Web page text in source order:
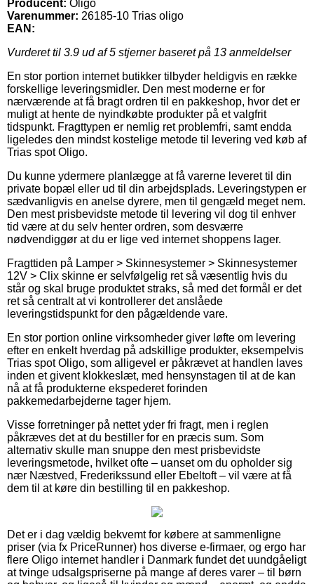
Producent: Oligo
Varenummer: 26185-10 Trias oligo
EAN:
Vurderet til 3.9 ud af 5 stjerner baseret på 13 anmeldelser
En stor portion internet butikker tilbyder heldigvis en række
forskellige leveringsmidler. Den mest moderne er for
nærværende at få bragt ordren til en pakkeshop, hvor det er
muligt at hente de nyindkøbte produkter på et valgfrit
tidspunkt. Fragttypen er nemlig ret problemfri, samt endda
ligeledes den mindst kostelige metode til levering ved køb af
Trias spot Oligo.
Du kunne ydermere planlægge at få varerne leveret til din
private bopæl eller ud til din arbejdsplads. Leveringstypen er
sædvanligvis en anelse dyrere, men til gengæld meget nem.
Den mest prisbevidste metode til levering vil dog til enhver
tid være at du selv henter ordren, som desværre
nødvendiggør at du er lige ved internet shoppens lager.
Fragttiden på Lamper > Skinnesystemer > Skinnesystemer
12V > Clix skinne er selvfølgelig ret så væsentlig hvis du
står og skal bruge produktet straks, så med det formål er det
ret så centralt at vi kontrollerer det anslåede
leveringstidspunkt for den pågældende vare.
En stor portion online virksomheder giver løfte om levering
efter en enkelt hverdag på adskillige produkter, eksempelvis
Trias spot Oligo, som alligevel er påkrævet at handlen laves
inden et givent klokkeslæt, med hensynstagen til at de kan
nå at få produkterne ekspederet forinden
pakkemedarbejderne tager hjem.
Visse forretninger på nettet yder fri fragt, men i reglen
påkræves det at du bestiller for en præcis sum. Som
alternativ skulle man snuppe den mest prisbevidste
leveringsmetode, hvilket ofte – uanset om du opholder sig
nær Næstved, Frederikssund eller Ebeltoft – vil være at få
dem til at køre din bestilling til en pakkeshop.
Det er i dag vældig bekvemt for købere at sammenligne
priser (via fx PriceRunner) hos diverse e-firmaer, og ergo har
flere Oligo internet handler i Danmark fundet det uundgåeligt
at tvinge udsalgspriserne på mange af deres varer – til børn